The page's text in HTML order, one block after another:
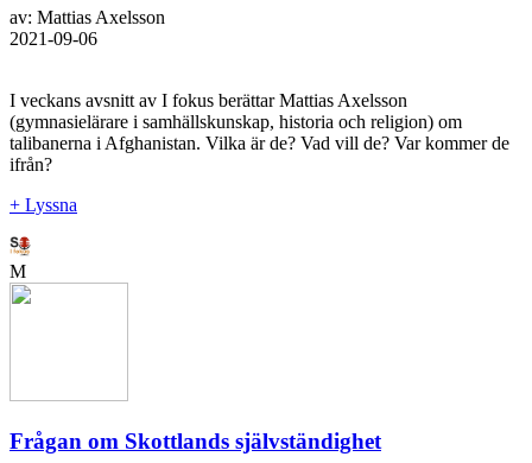
av: Mattias Axelsson
2021-09-06
I veckans avsnitt av I fokus berättar Mattias Axelsson
(gymnasielärare i samhällskunskap, historia och religion) om
talibanerna i Afghanistan. Vilka är de? Vad vill de? Var kommer de
ifrån?
+ Lyssna
M
Frågan om Skottlands självständighet